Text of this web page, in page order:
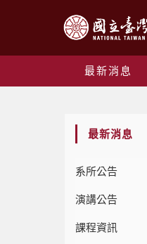
最新消息
最新消息
系所公告
演講公告
課程資訊